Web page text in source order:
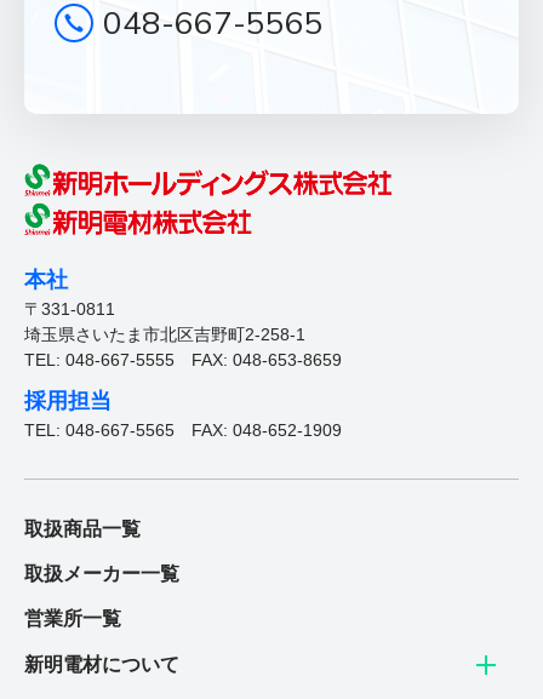
048-667-5565
本社
〒331-0811
埼玉県さいたま市北区吉野町2-258-1
TEL: 048-667-5555 FAX: 048-653-8659
採用担当
TEL: 048-667-5565 FAX: 048-652-1909
取扱商品一覧
取扱メーカー一覧
営業所一覧
新明電材について